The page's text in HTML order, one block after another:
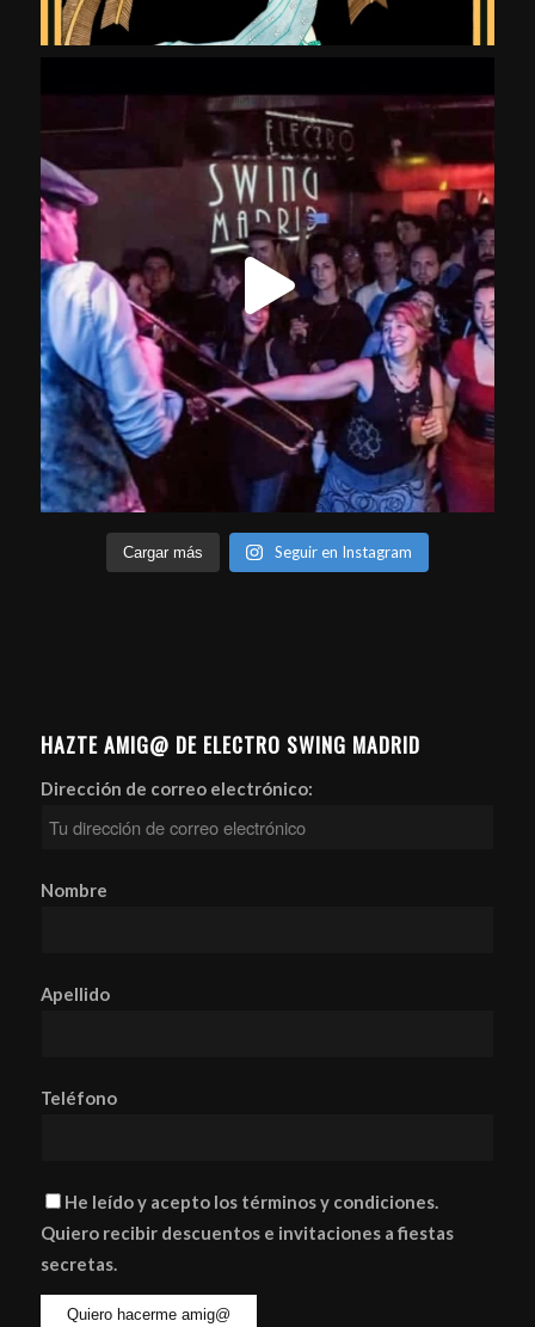
Cargar más Seguir en Instagram
HAZTE AMIG@ DE ELECTRO SWING MADRID
Dirección de correo electrónico:
Nombre
Apellido
Teléfono
He leído y acepto los términos y condiciones.
Quiero recibir descuentos e invitaciones a fiestas
secretas.